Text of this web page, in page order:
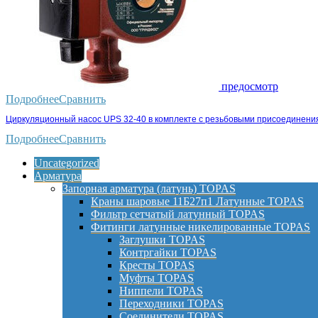
предосмотр
ПодробнееСравнить
Циркуляционный насос UPS 32-40 в комплекте с резьбовыми
ПодробнееСравнить
Uncategorized
Арматура
Запорная арматура (латунь) TOPAS
Краны шаровые 11Б27п1 Латунные TOPAS
Фильтр сетчатый латунный TOPAS
Фитинги латунные никелированные TOPAS
Заглушки TOPAS
Контргайки TOPAS
Кресты TOPAS
Муфты TOPAS
Ниппели TOPAS
Переходники TOPAS